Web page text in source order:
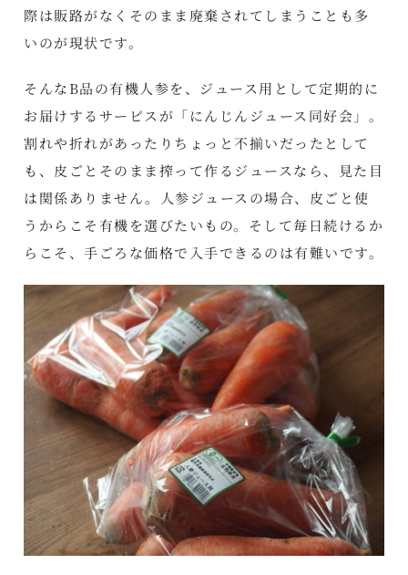
際は販路がなくそのまま廃棄されてしまうことも多
いのが現状です。
そんなB品の有機人参を、ジュース用として定期的に
お届けするサービスが「にんじんジュース同好会」。
割れや折れがあったりちょっと不揃いだったとして
も、皮ごとそのまま搾って作るジュースなら、見た目
は関係ありません。人参ジュースの場合、皮ごと使
うからこそ有機を選びたいもの。そして毎日続けるか
らこそ、手ごろな価格で入手できるのは有難いです。